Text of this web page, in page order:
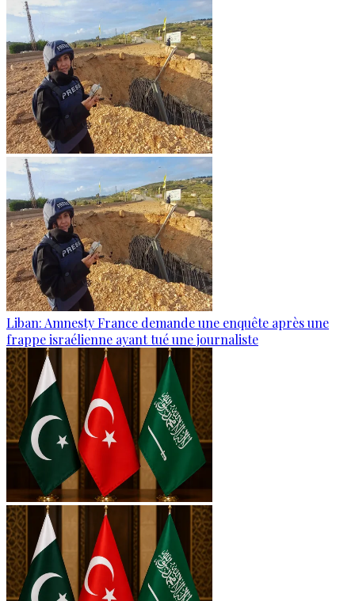
Liban: Amnesty France demande une enquête après une
frappe israélienne ayant tué une journaliste